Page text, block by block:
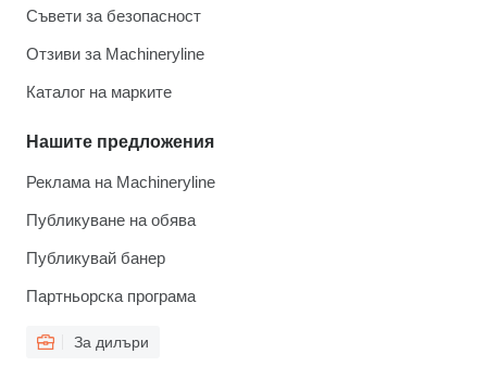
Съвети за безопасност
Отзиви за Machineryline
Каталог на марките
Нашите предложения
Реклама на Machineryline
Публикуване на обява
Публикувай банер
Партньорска програма
За дилъри